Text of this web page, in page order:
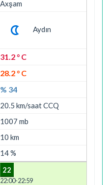
Axşam
Aydın
31.2 ° C
28.2 ° C
% 34
20.5 km/saat CCQ
1007 mb
10 km
14 %
22
22:00-22:59